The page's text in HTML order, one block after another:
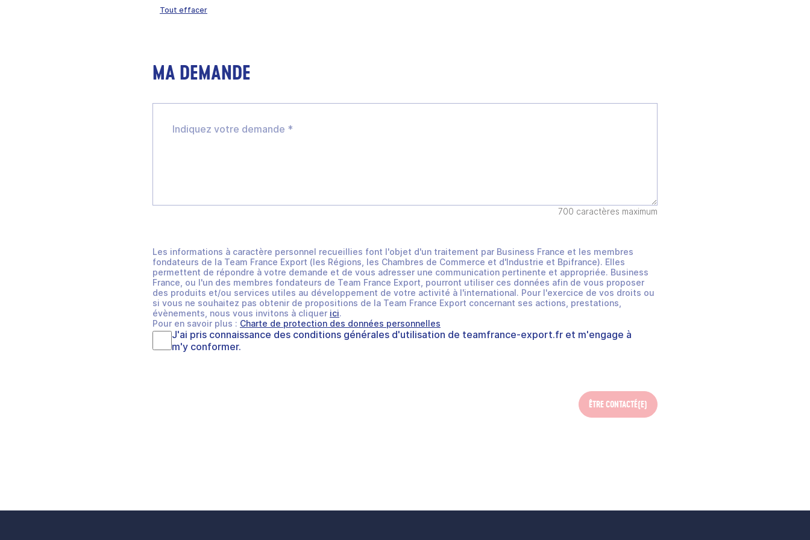
Tout effacer
MA DEMANDE
700 caractères maximum
Les informations à caractère personnel recueillies font l'objet d'un traitement par Business France et les membres
fondateurs de la Team France Export (les Régions, les Chambres de Commerce et d'Industrie et Bpifrance). Elles
permettent de répondre à votre demande et de vous adresser une communication pertinente et appropriée. Business
France, ou l'un des membres fondateurs de Team France Export, pourront utiliser ces données afin de vous proposer
des produits et/ou services utiles au développement de votre activité à l'international. Pour l'exercice de vos droits ou
si vous ne souhaitez pas obtenir de propositions de la Team France Export concernant ses actions, prestations,
évènements, nous vous invitons à cliquer ici.
Pour en savoir plus : Charte de protection des données personnelles
J'ai pris connaissance des conditions générales d'utilisation de teamfrance-export.fr et m'engage à
m'y conformer.
ÊTRE CONTACTÉ(E)